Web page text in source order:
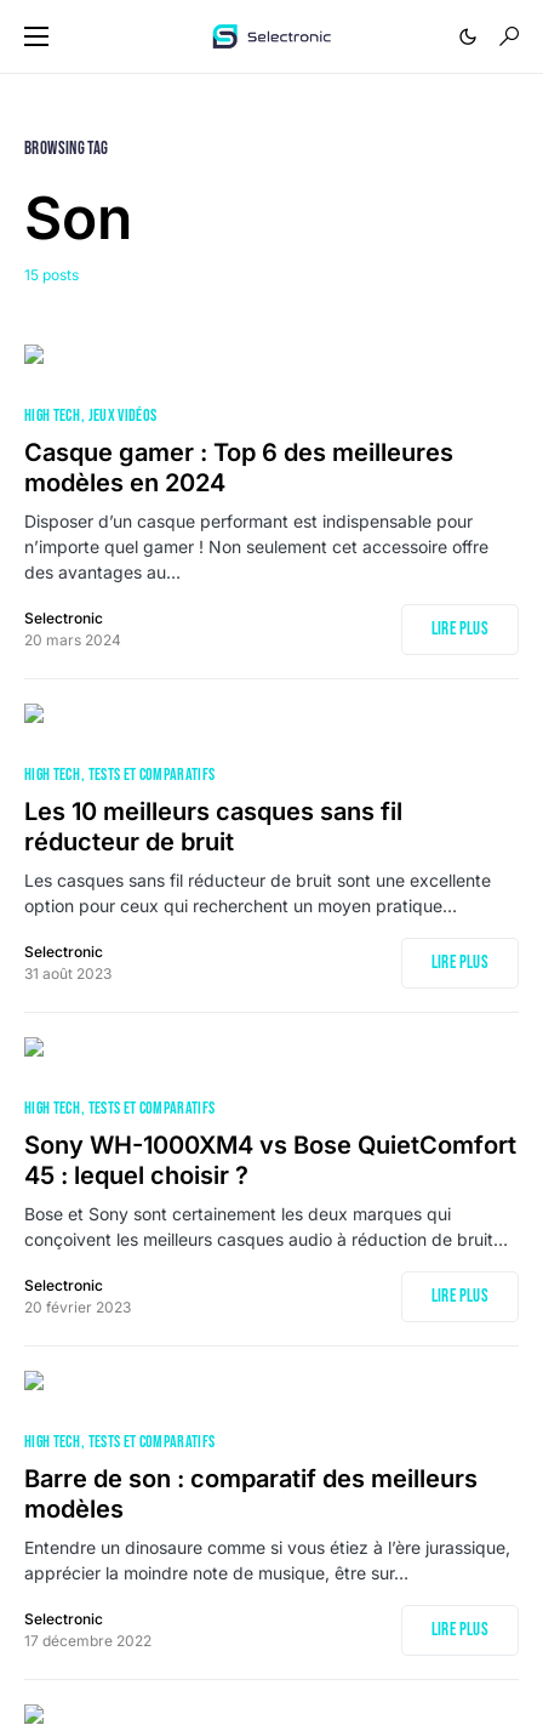
Browsing Tag
Son
15 posts
HIGH TECH JEUX VIDÉOS
Casque gamer : Top 6 des meilleures
modèles en 2024
Disposer d’un casque performant est indispensable pour
n’importe quel gamer ! Non seulement cet accessoire offre
des avantages au…
Selectronic
20 mars 2024
Lire plus
HIGH TECH TESTS ET COMPARATIFS
Les 10 meilleurs casques sans fil
réducteur de bruit
Les casques sans fil réducteur de bruit sont une excellente
option pour ceux qui recherchent un moyen pratique…
Selectronic
31 août 2023
Lire plus
HIGH TECH TESTS ET COMPARATIFS
Sony WH-1000XM4 vs Bose QuietComfort
45 : lequel choisir ?
Bose et Sony sont certainement les deux marques qui
conçoivent les meilleurs casques audio à réduction de bruit…
Selectronic
20 février 2023
Lire plus
HIGH TECH TESTS ET COMPARATIFS
Barre de son : comparatif des meilleurs
modèles
Entendre un dinosaure comme si vous étiez à l’ère jurassique,
apprécier la moindre note de musique, être sur…
Selectronic
17 décembre 2022
Lire plus